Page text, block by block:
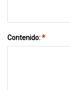
Contenido:*